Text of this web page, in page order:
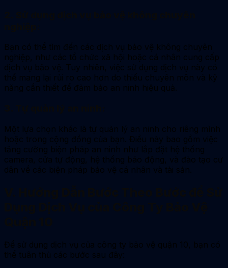
Bạn có thể tìm đến các dịch vụ bảo vệ không chuyên
nghiệp, như các tổ chức xã hội hoặc cá nhân cung cấp
dịch vụ bảo vệ. Tuy nhiên, việc sử dụng dịch vụ này có
thể mang lại rủi ro cao hơn do thiếu chuyên môn và kỹ
năng cần thiết để đảm bảo an ninh hiệu quả.
Một lựa chọn khác là tự quản lý an ninh cho riêng mình
hoặc trong cộng đồng của bạn. Điều này bao gồm việc
tăng cường biện pháp an ninh như lắp đặt hệ thống
camera, cửa tự động, hệ thống báo động, và đào tạo cư
dân về các biện pháp bảo vệ cá nhân và tài sản.
Để sử dụng dịch vụ của công ty bảo vệ quận 10, bạn có
thể tuân thủ các bước sau đây: